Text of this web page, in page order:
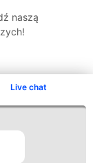
Live chat
naszą